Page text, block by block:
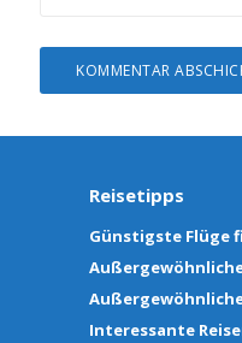
Reisetipps
Günstigste Flüge
Interessante